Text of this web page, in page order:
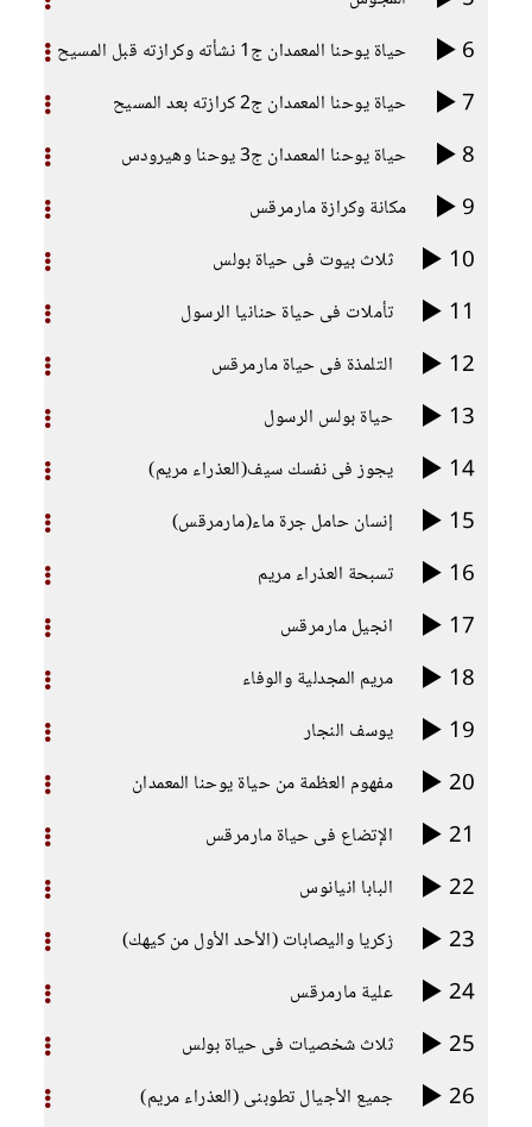
6 حياة يوحنا المعمدان ج1 نشأته وكرازته قبل المسيح
7 حياة يوحنا المعمدان ج2 كرازته بعد المسيح
8 حياة يوحنا المعمدان ج3 يوحنا وهيرودس
9 مكانة وكرازة مارمرقس
10 ثلاث بيوت فى حياة بولس
11 تأملات فى حياة حنانيا الرسول
12 التلمذة فى حياة مارمرقس
13 حياة بولس الرسول
14 يجوز فى نفسك سيف(العذراء مريم)
15 إنسان حامل جرة ماء(مارمرقس)
16 تسبحة العذراء مريم
17 انجيل مارمرقس
18 مريم المجدلية والوفاء
19 يوسف النجار
20 مفهوم العظمة من حياة يوحنا المعمدان
21 الإتضاع فى حياة مارمرقس
22 البابا انيانوس
23 زكريا واليصابات (الأحد الأول من كيهك)
24 علية مارمرقس
25 ثلاث شخصيات فى حياة بولس
26 جميع الأجيال تطوبنى (العذراء مريم)